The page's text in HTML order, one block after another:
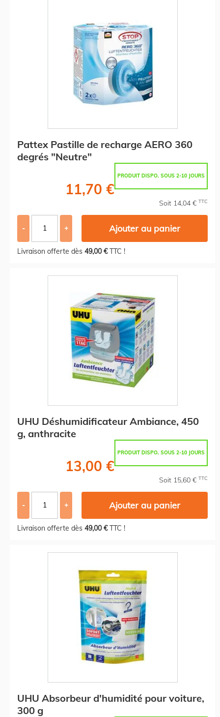
Pattex Pastille de recharge AERO 360
degrés "Neutre"
PRODUIT DISPO. SOUS 2-10 JOURS
11,70 €
Soit 14,04 € TTC
- + Ajouter au panier
Livraison offerte dès 49,00 €TTC !
UHU Déshumidificateur Ambiance, 450
g, anthracite
PRODUIT DISPO. SOUS 2-10 JOURS
13,00 €
Soit 15,60 € TTC
- + Ajouter au panier
Livraison offerte dès 49,00 €TTC !
UHU Absorbeur d'humidité pour voiture,
300 g